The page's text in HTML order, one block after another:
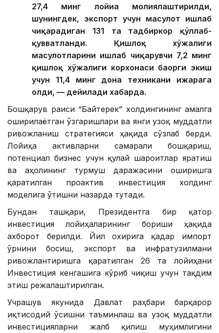
27,4 минг лойиҳа молиялаштирилди,
шунингдек, экспорт учун маҳсулот ишлаб
чиқарадиган 131 та тадбиркор қўллаб-
қувватланди. Қишлоқ хўжалиги
маҳсулотларини ишлаб чиқарувчи 7,2 минг
қишлоқ хўжалиги корхонаси баҳорги экиш
учун 11,4 минг дона техникани ижарага
олди, — дейилади хабарда.
Бошқарув раиси “Байтерек” холдингининг амалга
оширилаётган ўзгаришлари ва янги узоқ муддатли
ривожланиш стратегияси ҳақида сўзлаб берди.
Лойиҳа активларни самарали бошқариш,
потенциал бизнес учун қулай шароитлар яратиш
ва аҳолининг турмуш даражасини оширишга
қаратилган проактив инвестиция холдинг
моделига ўтишни назарда тутади.
Бундан ташқари, Президентга бир қатор
инвестиция лойиҳаларининг бориши ҳақида
ахборот берилди. Йил охирига қадар импорт
ўрнини босиш, экспорт ва инфратузилмани
ривожлантиришга қаратилган 26 та лойиҳани
Инвестиция кенгашига кўриб чиқиш учун тақдим
этиш режалаштирилган.
Учрашув якунида Давлат раҳбари барқарор
иқтисодий ўсишни таъминлаш ва узоқ муддатли
инвестицияларни жалб қилиш муҳимлигини